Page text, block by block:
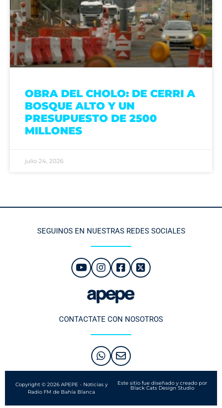
OBRA DEL CHOLO: DE CERRI A
BOSQUE ALTO Y UN
PRESUPUESTO DE 2500
MILLONES
julio 24, 2026
SEGUINOS EN NUESTRAS REDES SOCIALES
CONTACTATE CON NOSOTROS
Copyright © 2026 APEPE - Noticias y
Radio FM de Bahía Blanca
Este sitio fue diseñado y creado por
Black Cats Design Studio